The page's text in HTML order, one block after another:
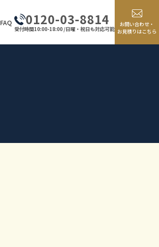
FAQ 0120-03-8814
受付時間10:00-18:00 /日曜・祝日も対応可能
お問い合わせ・
お見積りはこちら